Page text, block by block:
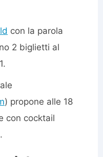
con la parola
2 biglietti al
) propone alle 18
con cocktail